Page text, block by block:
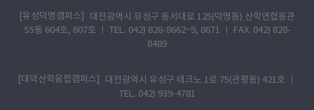
[유성덕명캠퍼스]
대전광역시 유성구 동서대로 125(덕명동) 산학연협동관
S5동 604호, 607호 ㅣ TEL. 042) 828-8662~9, 8671 ㅣ FAX. 042) 828-
8489
[대덕산학융합캠퍼스]
대전광역시 유성구 테크노 1로 75(관평동) 421호 ㅣ
TEL. 042) 939-4781